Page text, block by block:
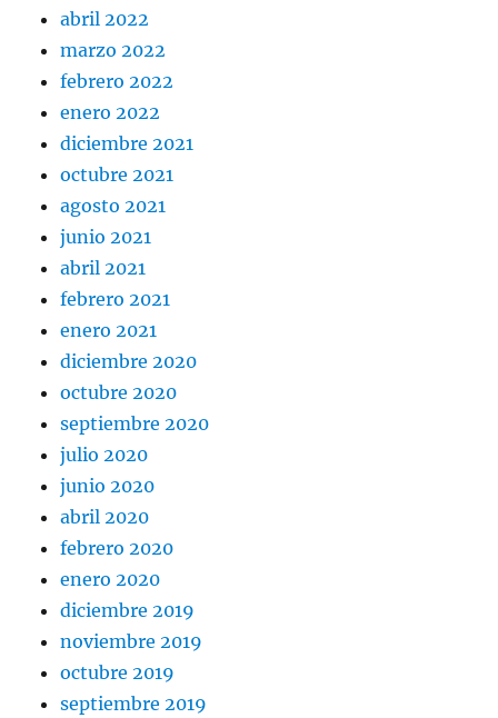
abril 2022
marzo 2022
febrero 2022
enero 2022
diciembre 2021
octubre 2021
agosto 2021
junio 2021
abril 2021
febrero 2021
enero 2021
diciembre 2020
octubre 2020
septiembre 2020
julio 2020
junio 2020
abril 2020
febrero 2020
enero 2020
diciembre 2019
noviembre 2019
octubre 2019
septiembre 2019